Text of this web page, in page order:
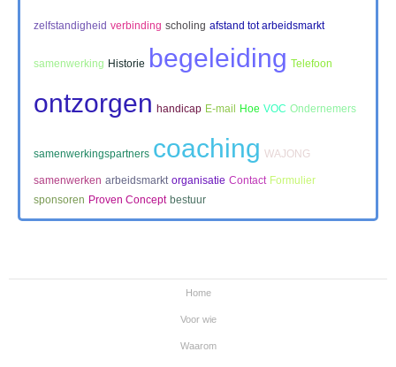
zelfstandigheid verbinding scholing afstand tot arbeidsmarkt
samenwerking Historie begeleiding Telefoon
ontzorgen handicap E-mail Hoe VOC Ondernemers
samenwerkingspartners coaching WAJONG
samenwerken arbeidsmarkt organisatie Contact Formulier
sponsoren Proven Concept bestuur
Home
Voor wie
Waarom